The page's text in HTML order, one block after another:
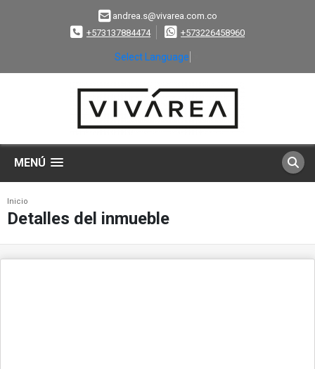
andrea.s@vivarea.com.co
+573137884474
+573226458960
Select Language
MENÚ
Inicio
Detalles del inmueble